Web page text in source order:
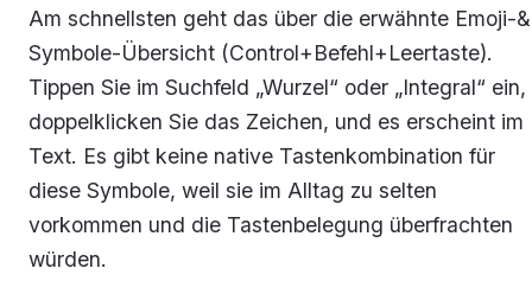
Am schnellsten geht das über die erwähnte Emoji-
Symbole-Übersicht (Control+Befehl+Leertaste).
Tippen Sie im Suchfeld „Wurzel“ oder „Integral“ ein,
doppelklicken Sie das Zeichen, und es erscheint im
Text. Es gibt keine native Tastenkombination für
diese Symbole, weil sie im Alltag zu selten
vorkommen und die Tastenbelegung überfrachten
würden.